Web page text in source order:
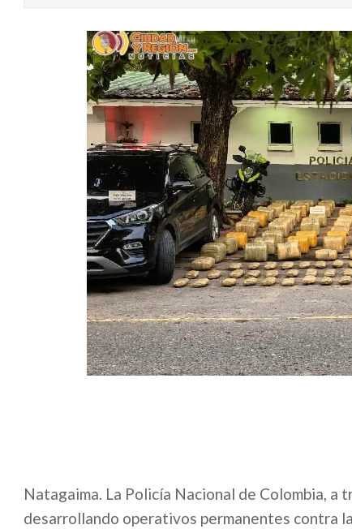
Natagaima. La Policía Nacional de Colombia,
desarrollando operativos permanentes contra